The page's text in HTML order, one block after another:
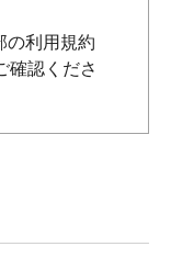
の利用規約
確認くださ